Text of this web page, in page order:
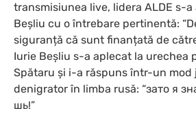
transmisiunea live, lidera ALDE s-
Beșliu cu o întrebare pertinentă:
siguranță că sunt finanțată de
Iurie Beșliu s-a aplecat la urechea
Spătaru și i-a răspuns într-un mod
denigrator în limba rusă: “зато я
шь!”